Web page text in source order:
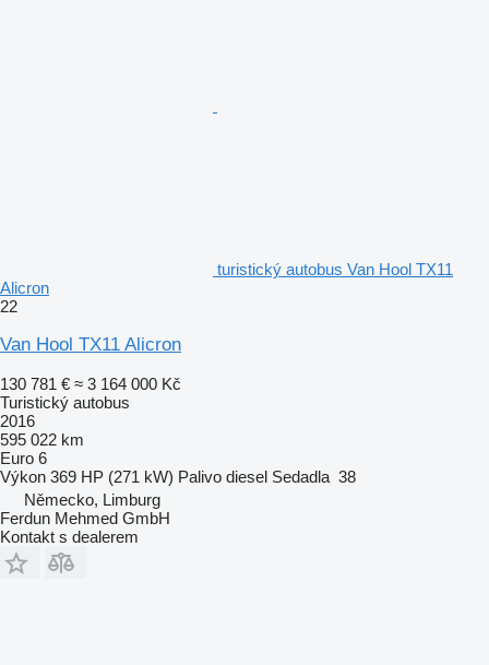
turistický autobus Van Hool TX11
Alicron
22
Van Hool TX11 Alicron
130 781 € ≈ 3 164 000 Kč
Turistický autobus
2016
595 022 km
Euro 6
Výkon 369 HP (271 kW) Palivo diesel Sedadla 38
Německo, Limburg
Ferdun Mehmed GmbH
Kontakt s dealerem